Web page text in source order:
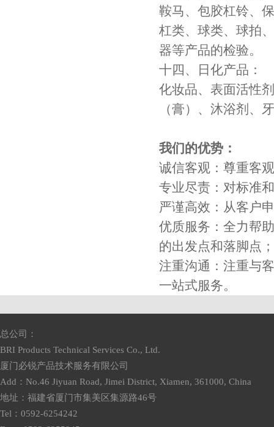
鞍马、包胶杠铃、
杠类、球类、球拍
器等产品的检验。
十四、日化产品：
化妆品、表面活性
（膏）、沐浴剂、
我们的优势：
诚信客观：尊重客
专业尽责：对标准
严谨高效：从客户
优质服务：全力帮
的出发点和落脚点；
注重沟通：注重与
一站式服务。
总公司：
BRI Products Technical Services Co., Ltd.
厦门必锐产品技术服务有限公司
Add：No.46 Jiyuan Road, Jimei District, Xiamen, 361000, China
地址：福建省厦门市集美区集源路46号
Tel：0592-6254242